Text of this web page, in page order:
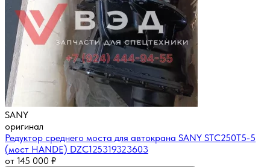
SANY
оригинал
Редуктор среднего моста для автокрана SANY STC250T5-5
(мост HANDE) DZC125319323603
от 145 000 ₽